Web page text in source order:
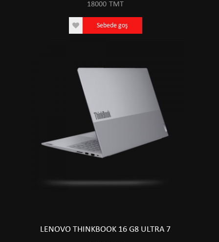
18000 TMT
Sebede goş
LENOVO THINKBOOK 16 G8 ULTRA 7